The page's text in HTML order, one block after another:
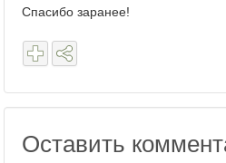
Спасибо заранее!
Оставить